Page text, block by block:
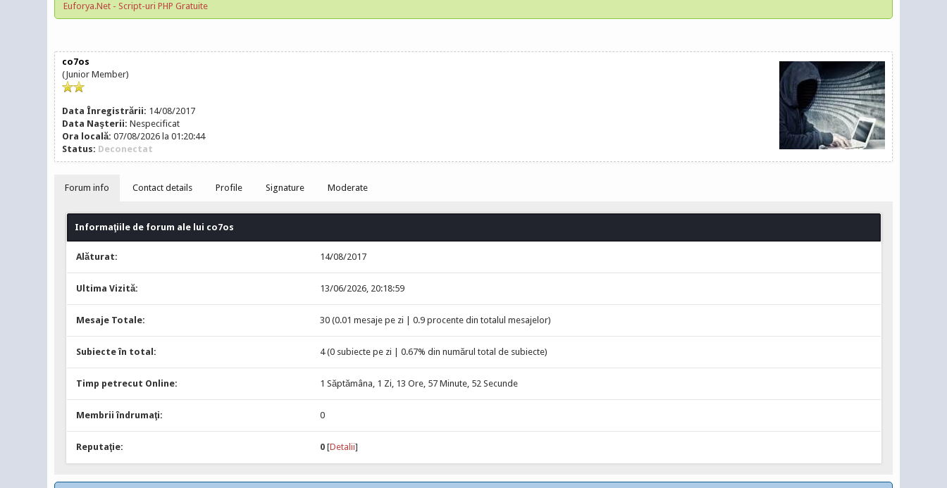
Euforya.Net - Script-uri PHP Gratuite
co7os
(Junior Member)
Data Înregistrării: 14/08/2017
Data Naşterii: Nespecificat
Ora locală: 07/08/2026 la 01:20:44
Status: Deconectat
Forum info Contact details Profile Signature Moderate
Informaţiile de forum ale lui co7os
Alăturat: 14/08/2017
Ultima Vizită: 13/06/2026, 20:18:59
Mesaje Totale: 30 (0.01 mesaje pe zi | 0.9 procente din totalul mesajelor)
Subiecte în total: 4 (0 subiecte pe zi | 0.67% din numărul total de subiecte)
Timp petrecut Online: 1 Săptămâna, 1 Zi, 13 Ore, 57 Minute, 52 Secunde
Membrii îndrumaţi: 0
Reputaţie: 0 [Detalii]